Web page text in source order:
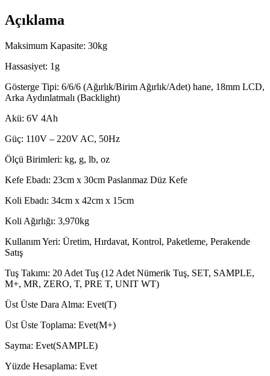
Açıklama
Maksimum Kapasite: 30kg
Hassasiyet: 1g
Gösterge Tipi: 6/6/6 (Ağırlık/Birim Ağırlık/Adet) hane, 18mm LCD,
Arka Aydınlatmalı (Backlight)
Akü: 6V 4Ah
Güç: 110V – 220V AC, 50Hz
Ölçü Birimleri: kg, g, lb, oz
Kefe Ebadı: 23cm x 30cm Paslanmaz Düz Kefe
Koli Ebadı: 34cm x 42cm x 15cm
Koli Ağırlığı: 3,970kg
Kullanım Yeri: Üretim, Hırdavat, Kontrol, Paketleme, Perakende
Satış
Tuş Takımı: 20 Adet Tuş (12 Adet Nümerik Tuş, SET, SAMPLE,
M+, MR, ZERO, T, PRE T, UNIT WT)
Üst Üste Dara Alma: Evet(T)
Üst Üste Toplama: Evet(M+)
Sayma: Evet(SAMPLE)
Yüzde Hesaplama: Evet